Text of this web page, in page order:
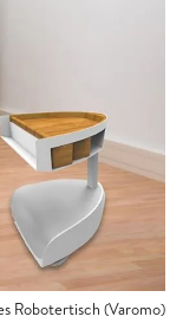
Robotertisch (Varomo)